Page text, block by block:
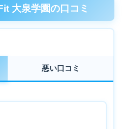
大泉学園の口コミ
悪い口コミ